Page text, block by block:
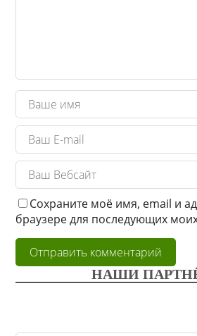
Сохраните моё имя, email и
браузере для последующих
НАШИ